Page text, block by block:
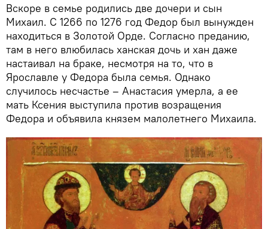
Вскоре в семье родились две дочери и сын
Михаил. С 1266 по 1276 год Федор был вынужден
находиться в Золотой Орде. Согласно преданию,
там в него влюбилась ханская дочь и хан даже
настаивал на браке, несмотря на то, что в
Ярославле у Федора была семья. Однако
случилось несчастье – Анастасия умерла, а ее
мать Ксения выступила против возращения
Федора и объявила князем малолетнего Михаила.